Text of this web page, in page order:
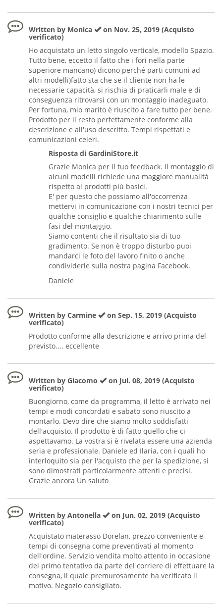
Written by Monica on Nov. 25, 2019 (Acquisto
verificato)
Ho acquistato un letto singolo verticale, modello Spazio.
Tutto bene, eccetto il fatto che i fori nella parte
superiore mancano) dicono perché parti comuni ad
altri modelli)fatto sta che se il cliente non ha le
necessarie capacità, si rischia di praticarli male e di
conseguenza ritrovarsi con un montaggio inadeguato.
Per fortuna, mio marito è riuscito a fare tutto per bene.
Prodotto per il resto perfettamente conforme alla
descrizione e all'uso descritto. Tempi rispettati e
comunicazioni celeri.
Risposta di GardiniStore.it
Grazie Monica per il tuo feedback. Il montaggio di
alcuni modelli richiede una maggiore manualità
rispetto ai prodotti più basici.
E' per questo che possiamo all'occorrenza
mettervi in comunicazione con i nostri tecnici per
qualche consiglio e qualche chiarimento sulle
fasi del montaggio.
Siamo contenti che il risultato sia di tuo
gradimento. Se non è troppo disturbo puoi
mandarci le foto del lavoro finito o anche
condividerle sulla nostra pagina Facebook.
Daniele
Written by Carmine on Sep. 15, 2019 (Acquisto
verificato)
Prodotto conforme alla descrizione e arrivo prima del
previsto.... eccellente
Written by Giacomo on Jul. 08, 2019 (Acquisto
verificato)
Buongiorno, come da programma, il letto è arrivato nei
tempi e modi concordati e sabato sono riuscito a
montarlo. Devo dire che siamo molto soddisfatti
dell'acquisto. Il prodotto è di fatto quello che ci
aspettavamo. La vostra si è rivelata essere una azienda
seria e professionale. Daniele ed Ilaria, con i quali ho
interloquito sia per l'acquisto che per la spedizione, si
sono dimostrati particolarmente attenti e precisi.
Grazie ancora Un saluto
Written by Antonella on Jun. 02, 2019 (Acquisto
verificato)
Acquistato materasso Dorelan, prezzo conveniente e
tempi di consegna come preventivati al momento
dell'ordine. Servizio vendita molto attento in occasione
del primo tentativo da parte del corriere di effettuare la
consegna, il quale premurosamente ha verificato il
motivo. Negozio consigliato.